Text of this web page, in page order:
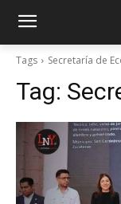
Tags Secretaría de
Tag: